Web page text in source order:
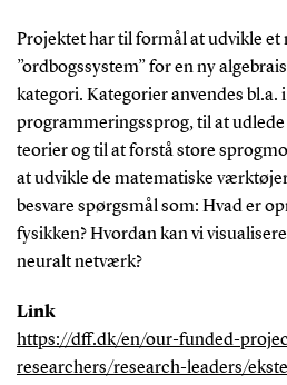
Projektet har til formål at udvikle et
”ordbogssystem” for en ny
kategori. Kategorier anvendes bl.a.
programmeringssprog, til at
teorier og til at forstå store
at udvikle de matematiske
besvare spørgsmål som: Hvad er
fysikken? Hvordan kan vi
neuralt netværk?
Link
https://dff.dk/en/our-funded-
researchers/research-leaders/